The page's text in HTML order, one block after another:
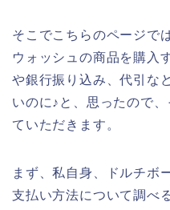
そこでこちらのページで
ウォッシュの商品を購入
や銀行振り込み、代引な
いのに♪と、思ったので
ていただきます。
まず、私自身、ドルチボ
支払い方法について調べ